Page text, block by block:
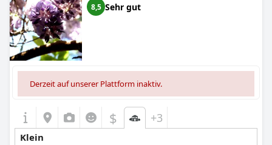
8,5 Sehr gut
Derzeit auf unserer Plattform inaktiv.
$ +3
Klein